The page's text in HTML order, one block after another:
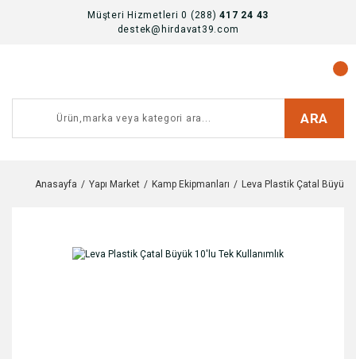
Müşteri Hizmetleri 0 (288)417 24 43
destek@hirdavat39.com
ARA
Anasayfa Yapı Market Kamp Ekipmanları Leva Plastik Çatal Büyük